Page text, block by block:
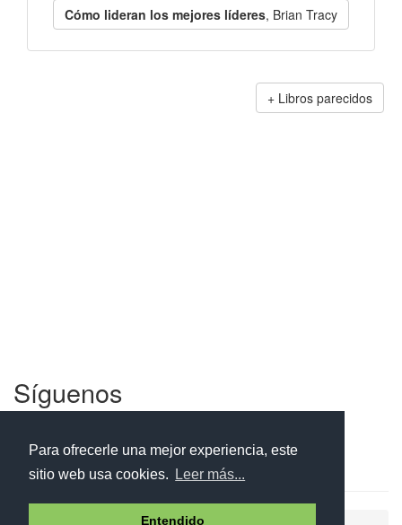
Para ofrecerle una mejor experiencia, este
sitio web usa cookies.
Leer más...
Entendido
Cómo lideran los mejores líderes, Brian Tracy
Libros parecidos
Síguenos